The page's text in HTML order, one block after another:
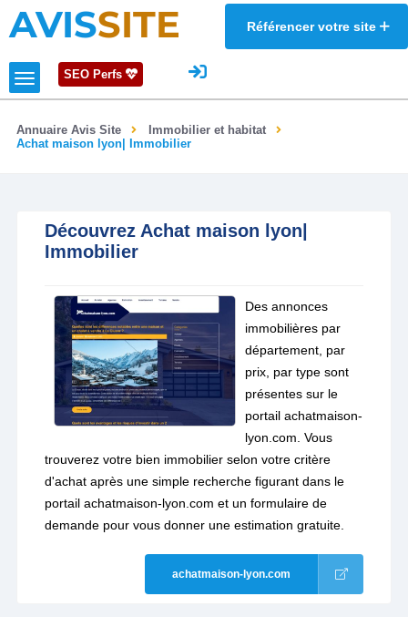
AVISSITE Référencer votre site
SEO Perfs
Annuaire Avis Site
Immobilier et habitat
Achat maison lyon| Immobilier
Découvrez Achat maison lyon|
Immobilier
Des annonces
immobilières par
département, par
prix, par type sont
présentes sur le
portail achatmaison-
lyon.com. Vous
trouverez votre bien immobilier selon votre critère
d'achat après une simple recherche figurant dans le
portail achatmaison-lyon.com et un formulaire de
demande pour vous donner une estimation gratuite.
achatmaison-lyon.com